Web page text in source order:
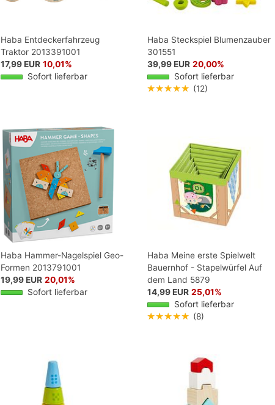
Haba Entdeckerfahrzeug
Traktor 2013391001
17,99 EUR 10,01%
Sofort lieferbar
Haba Steckspiel Blumenzauber
301551
39,99 EUR 20,00%
Sofort lieferbar
★★★★★ (12)
Haba Hammer-Nagelspiel Geo-
Formen 2013791001
19,99 EUR 20,01%
Sofort lieferbar
Haba Meine erste Spielwelt
Bauernhof - Stapelwürfel Auf
dem Land 5879
14,99 EUR 25,01%
Sofort lieferbar
★★★★★ (8)